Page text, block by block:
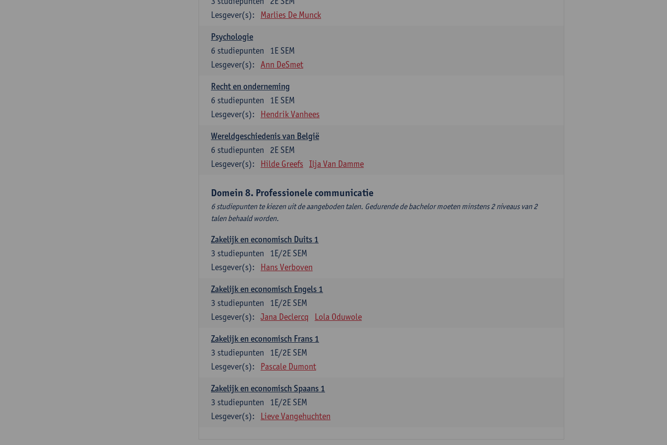
Lesgever(s):
Marlies De Munck
Psychologie
1E SEM
6 studiepunten
Lesgever(s):
Ann DeSmet
Recht en onderneming
1E SEM
6 studiepunten
Lesgever(s):
Hendrik Vanhees
Wereldgeschiedenis van België
2E SEM
6 studiepunten
Lesgever(s):
Hilde Greefs Ilja Van Damme
Domein 8. Professionele communicatie
6 studiepunten te kiezen uit de aangeboden talen. Gedurende de bachelor moeten minstens 2 niveaus van 2
talen behaald worden.
Zakelijk en economisch Duits 1
1E/2E SEM
3 studiepunten
Lesgever(s):
Hans Verboven
Zakelijk en economisch Engels 1
1E/2E SEM
3 studiepunten
Lesgever(s):
Jana Declercq Lola Oduwole
Zakelijk en economisch Frans 1
1E/2E SEM
3 studiepunten
Lesgever(s):
Pascale Dumont
Zakelijk en economisch Spaans 1
1E/2E SEM
3 studiepunten
Lesgever(s):
Lieve Vangehuchten